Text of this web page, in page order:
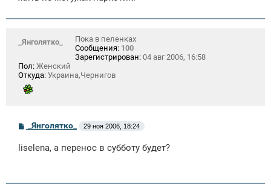
_Янголятко_
Пока в пеленках
Сообщения: 100
Зарегистрирован: 04 авг 2006, 16:58
Пол: Женский
Откуда: Украина,Чернигов
б
и
_Янголятко_ 29 ноя 2006, 18:24
liselena, а перенос в субботу будет?